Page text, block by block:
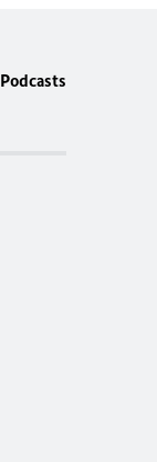
Podcasts